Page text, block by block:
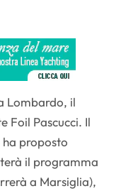
Lombardo, il
Foil Pascucci. Il
proposto
il programma
a Marsiglia),